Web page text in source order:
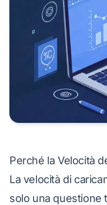
Perché la Velocità
La velocità di
solo una questione